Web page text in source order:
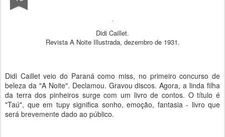
Didi Caillet.
Revista A Noite Illustrada, dezembro de 1931.
Didi Caillet veio do Paraná como miss, no primeiro concurso de
beleza da "A Noite". Declamou. Gravou discos. Agora, a linda filha
da terra dos pinheiros surge com um livro de contos. O título é
"Taú", que em tupy significa sonho, emoção, fantasia - livro que
será brevemente dado ao público.